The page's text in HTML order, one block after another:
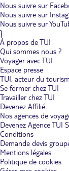
Nous suivre sur
Nous suivre sur
Nous suivre sur
}
À propos de TUI
Qui sommes nous ?
Voyager avec TUI
Espace presse
TUI, acteur du
Se former chez TUI
Travailler chez TUI
Devenez Affilié
Nos agences de
Devenez Agence TUI
Conditions
Demande devis
Mentions légales
Politique de cookies